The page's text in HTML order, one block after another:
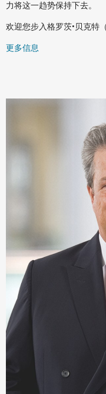
力将这一趋势保持下去。
欢迎您步入格罗茨•贝克特
更多信息